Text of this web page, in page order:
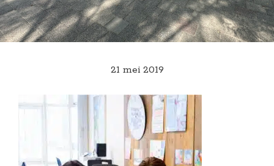
21 mei 2019